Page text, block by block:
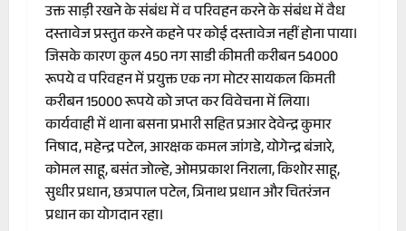
उक्त साड़ी रखने के संबंध में व परिवहन करने के संबंध में वैध
दस्तावेज प्रस्तुत करने कहने पर कोई दस्तावेज नहीं होना पाया।
जिसके कारण कुल 450 नग साडी कीमती करीबन 54000
रूपये व परिवहन में प्रयुक्त एक नग मोटर सायकल किमती
करीबन 15000 रूपये को जप्त कर विवेचना में लिया।
कार्यवाही में थाना बसना प्रभारी सहित प्रआर देवेन्द्र कुमार
निषाद, महेन्द्र पटेल, आरक्षक कमल जांगडे, योगेन्द्र बंजारे,
कोमल साहू, बसंत जोल्हे, ओमप्रकाश निराला, किशोर साहू,
सुधीर प्रधान, छत्रपाल पटेल, त्रिनाथ प्रधान और चितरंजन
प्रधान का योगदान रहा।